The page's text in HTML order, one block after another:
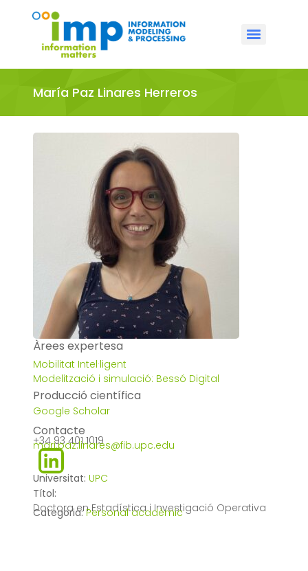
María Paz Linares Herreros
Àrees expertesa
Mobilitat Intel·ligent
Modelització i simulació: Bessó Digital
Producció científica
Google Scholar
Contacte
+34 93 401 1019
mari.paz.linares@fib.upc.edu
Universitat: UPC
Títol:
Doctora en Estadística i Investigació Operativa
Categoria: Personal acadèmic